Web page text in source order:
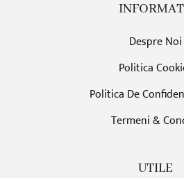
Despre Noi
Politica
Politica De
Termeni &
UTILE